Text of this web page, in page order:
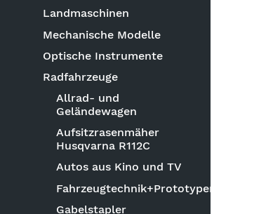
Landmaschinen
Mechanische Modelle
Optische Instrumente
Radfahrzeuge
Allrad- und
Geländewagen
Aufsitzrasenmäher
Husqvarna R112C
Autos aus Kino und TV
Fahrzeugtechnik+Prototypen
Gabelstapler